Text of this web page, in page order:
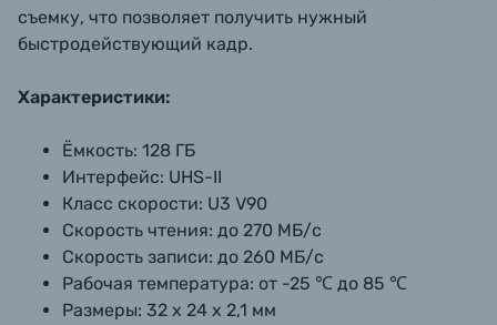
съемку, что позволяет получить нужный
быстродействующий кадр.
Характеристики:
Ёмкость: 128 ГБ
Интерфейс: UHS-II
Класс скорости: U3 V90
Скорость чтения: до 270 МБ/с
Скорость записи: до 260 МБ/с
Рабочая температура: от -25 ℃ до 85 ℃
Размеры: 32 x 24 x 2,1 мм